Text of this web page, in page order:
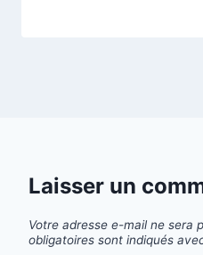
Laisser un
Votre adresse e-mail ne sera
obligatoires sont indiqués